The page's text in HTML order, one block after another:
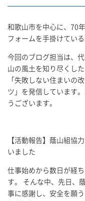
和歌山市を中心に、70
フォームを手掛けている
今回のブログ担当は、
山の風土を知り尽くし
「失敗しない住まいの
ツ」を発信しています
うございます。
【活動報告】蔭山組協
いました
仕事始めから数日が経
す。 そんな中、先日、
事に感謝し、安全を願